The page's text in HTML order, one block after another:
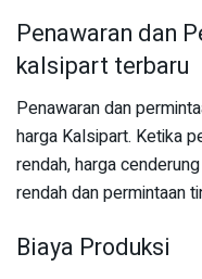
Penawaran dan
kalsipart terbaru
Penawaran dan
harga Kalsipart. Ketika
rendah, harga
rendah dan permintaan
Biaya Produksi